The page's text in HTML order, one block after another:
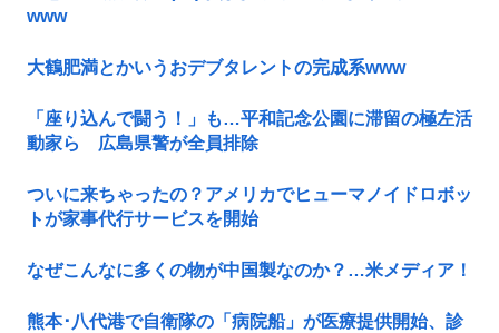
www
大鶴肥満とかいうおデブタレントの完成系www
「座り込んで闘う！」も…平和記念公園に滞留の極左活
動家ら 広島県警が全員排除
ついに来ちゃったの？アメリカでヒューマノイドロボッ
トが家事代行サービスを開始
なぜこんなに多くの物が中国製なのか？…米メディア！
熊本･八代港で自衛隊の「病院船」が医療提供開始、診